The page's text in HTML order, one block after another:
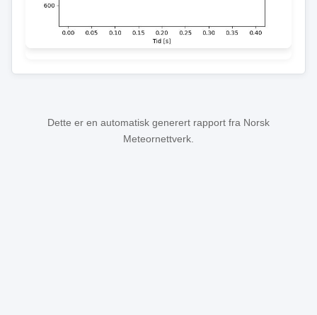
Dette er en automatisk generert rapport fra Norsk
Meteornettverk.